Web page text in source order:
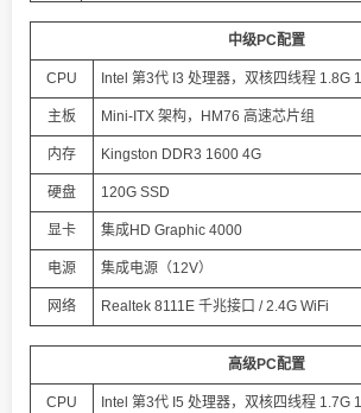
中级PC配置
CPU Intel 第3代 I3 处理器，双核四线程 1.8G
主板 Mini-ITX 架构，HM76 高速芯片组
内存 Kingston DDR3 1600 4G
硬盘 120G SSD
显卡 集成HD Graphic 4000
电源 集成电源（12V）
网络 Realtek 8111E 千兆接口 / 2.4G WiFi
高级PC配置
CPU Intel 第3代 I5 处理器，双核四线程 1.7G